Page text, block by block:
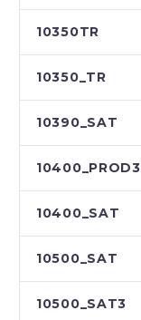
10350TR
10350_TR
10390_SAT
10400_PROD3
10400_SAT
10500_SAT
10500_SAT3